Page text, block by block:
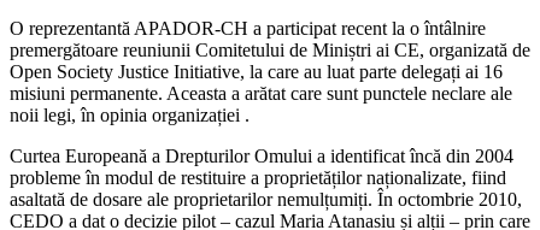
O reprezentantă APADOR-CH a participat recent la o întâlnire
premergătoare reuniunii Comitetului de Miniștri ai CE, organizată de
Open Society Justice Initiative, la care au luat parte delegați ai 16
misiuni permanente. Aceasta a arătat care sunt punctele neclare ale
noii legi, în opinia organizației .
Curtea Europeană a Drepturilor Omului a identificat încă din 2004
probleme în modul de restituire a proprietăților naționalizate, fiind
asaltată de dosare ale proprietarilor nemulțumiți. În octombrie 2010,
CEDO a dat o decizie pilot – cazul Maria Atanasiu și alții – prin care